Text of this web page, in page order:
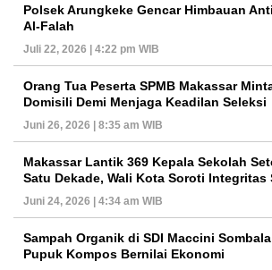
Polsek Arungkeke Gencar Himbauan
Al-Falah
Juli 22, 2026 | 4:22 pm WIB
Orang Tua Peserta SPMB Makassar
Domisili Demi Menjaga Keadilan Seleksi
Juni 26, 2026 | 8:35 am WIB
Makassar Lantik 369 Kepala Sekolah
Satu Dekade, Wali Kota Soroti Integritas
Juni 24, 2026 | 4:34 am WIB
Sampah Organik di SDI Maccini
Pupuk Kompos Bernilai Ekonomi